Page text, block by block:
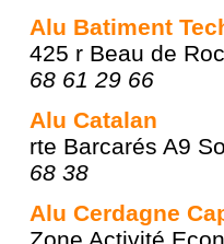
Alu Batiment
425 r Beau de
68 61 29 66
Alu Catalan
rte Barcarés A9
68 38
Alu Cerdagne